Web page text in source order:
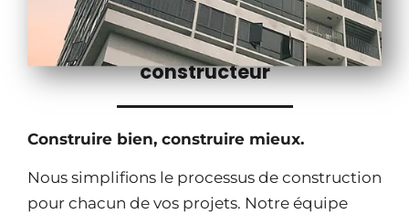
Notre promesse en tant que
constructeur
Construire bien, construire mieux.
Nous simplifions le processus de construction
pour chacun de vos projets. Notre équipe